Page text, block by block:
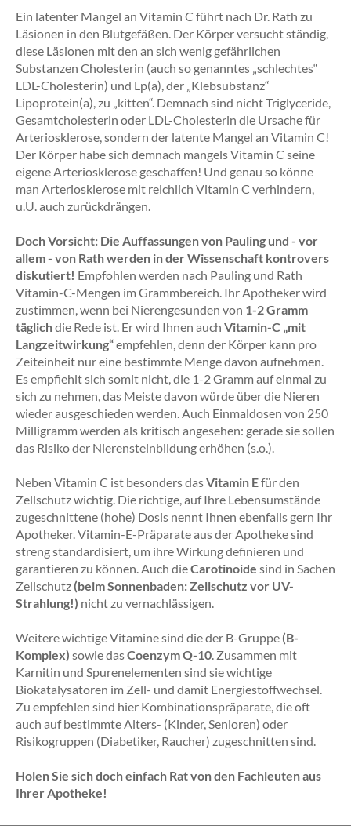
Ein latenter Mangel an Vitamin C führt nach Dr. Rath zu
Läsionen in den Blutgefäßen. Der Körper versucht ständig,
diese Läsionen mit den an sich wenig gefährlichen
Substanzen Cholesterin (auch so genanntes „schlechtes“
LDL-Cholesterin) und Lp(a), der „Klebsubstanz“
Lipoprotein(a), zu „kitten“. Demnach sind nicht Triglyceride,
Gesamtcholesterin oder LDL-Cholesterin die Ursache für
Arteriosklerose, sondern der latente Mangel an Vitamin C!
Der Körper habe sich demnach mangels Vitamin C seine
eigene Arteriosklerose geschaffen! Und genau so könne
man Arteriosklerose mit reichlich Vitamin C verhindern,
u.U. auch zurückdrängen.
Doch Vorsicht: Die Auffassungen von Pauling und - vor
allem - von Rath werden in der Wissenschaft kontrovers
diskutiert! Empfohlen werden nach Pauling und Rath
Vitamin-C-Mengen im Grammbereich. Ihr Apotheker wird
zustimmen, wenn bei Nierengesunden von 1-2 Gramm
täglichdie Rede ist. Er wird Ihnen auch Vitamin-C „mit
Langzeitwirkung“empfehlen, denn der Körper kann pro
Zeiteinheit nur eine bestimmte Menge davon aufnehmen.
Es empfiehlt sich somit nicht, die 1-2 Gramm auf einmal zu
sich zu nehmen, das Meiste davon würde über die Nieren
wieder ausgeschieden werden. Auch Einmaldosen von 250
Milligramm werden als kritisch angesehen: gerade sie sollen
das Risiko der Nierensteinbildung erhöhen (s.o.).
Neben Vitamin C ist besonders dasVitamin Efür den
Zellschutz wichtig. Die richtige, auf Ihre Lebensumstände
zugeschnittene (hohe) Dosis nennt Ihnen ebenfalls gern Ihr
Apotheker. Vitamin-E-Präparate aus der Apotheke sind
streng standardisiert, um ihre Wirkung definieren und
garantieren zu können. Auch dieCarotinoide sind in Sachen
Zellschutz (beim Sonnenbaden: Zellschutz vor UV-
Strahlung!) nicht zu vernachlässigen.
Weitere wichtige Vitamine sind die der B-Gruppe (B-
Komplex) sowie dasCoenzym Q-10. Zusammen mit
Karnitin und Spurenelementen sind sie wichtige
Biokatalysatoren im Zell- und damit Energiestoffwechsel.
Zu empfehlen sind hier Kombinationspräparate, die oft
auch auf bestimmte Alters- (Kinder, Senioren) oder
Risikogruppen (Diabetiker, Raucher) zugeschnitten sind.
Holen Sie sich doch einfach Rat von den Fachleuten aus
Ihrer Apotheke!